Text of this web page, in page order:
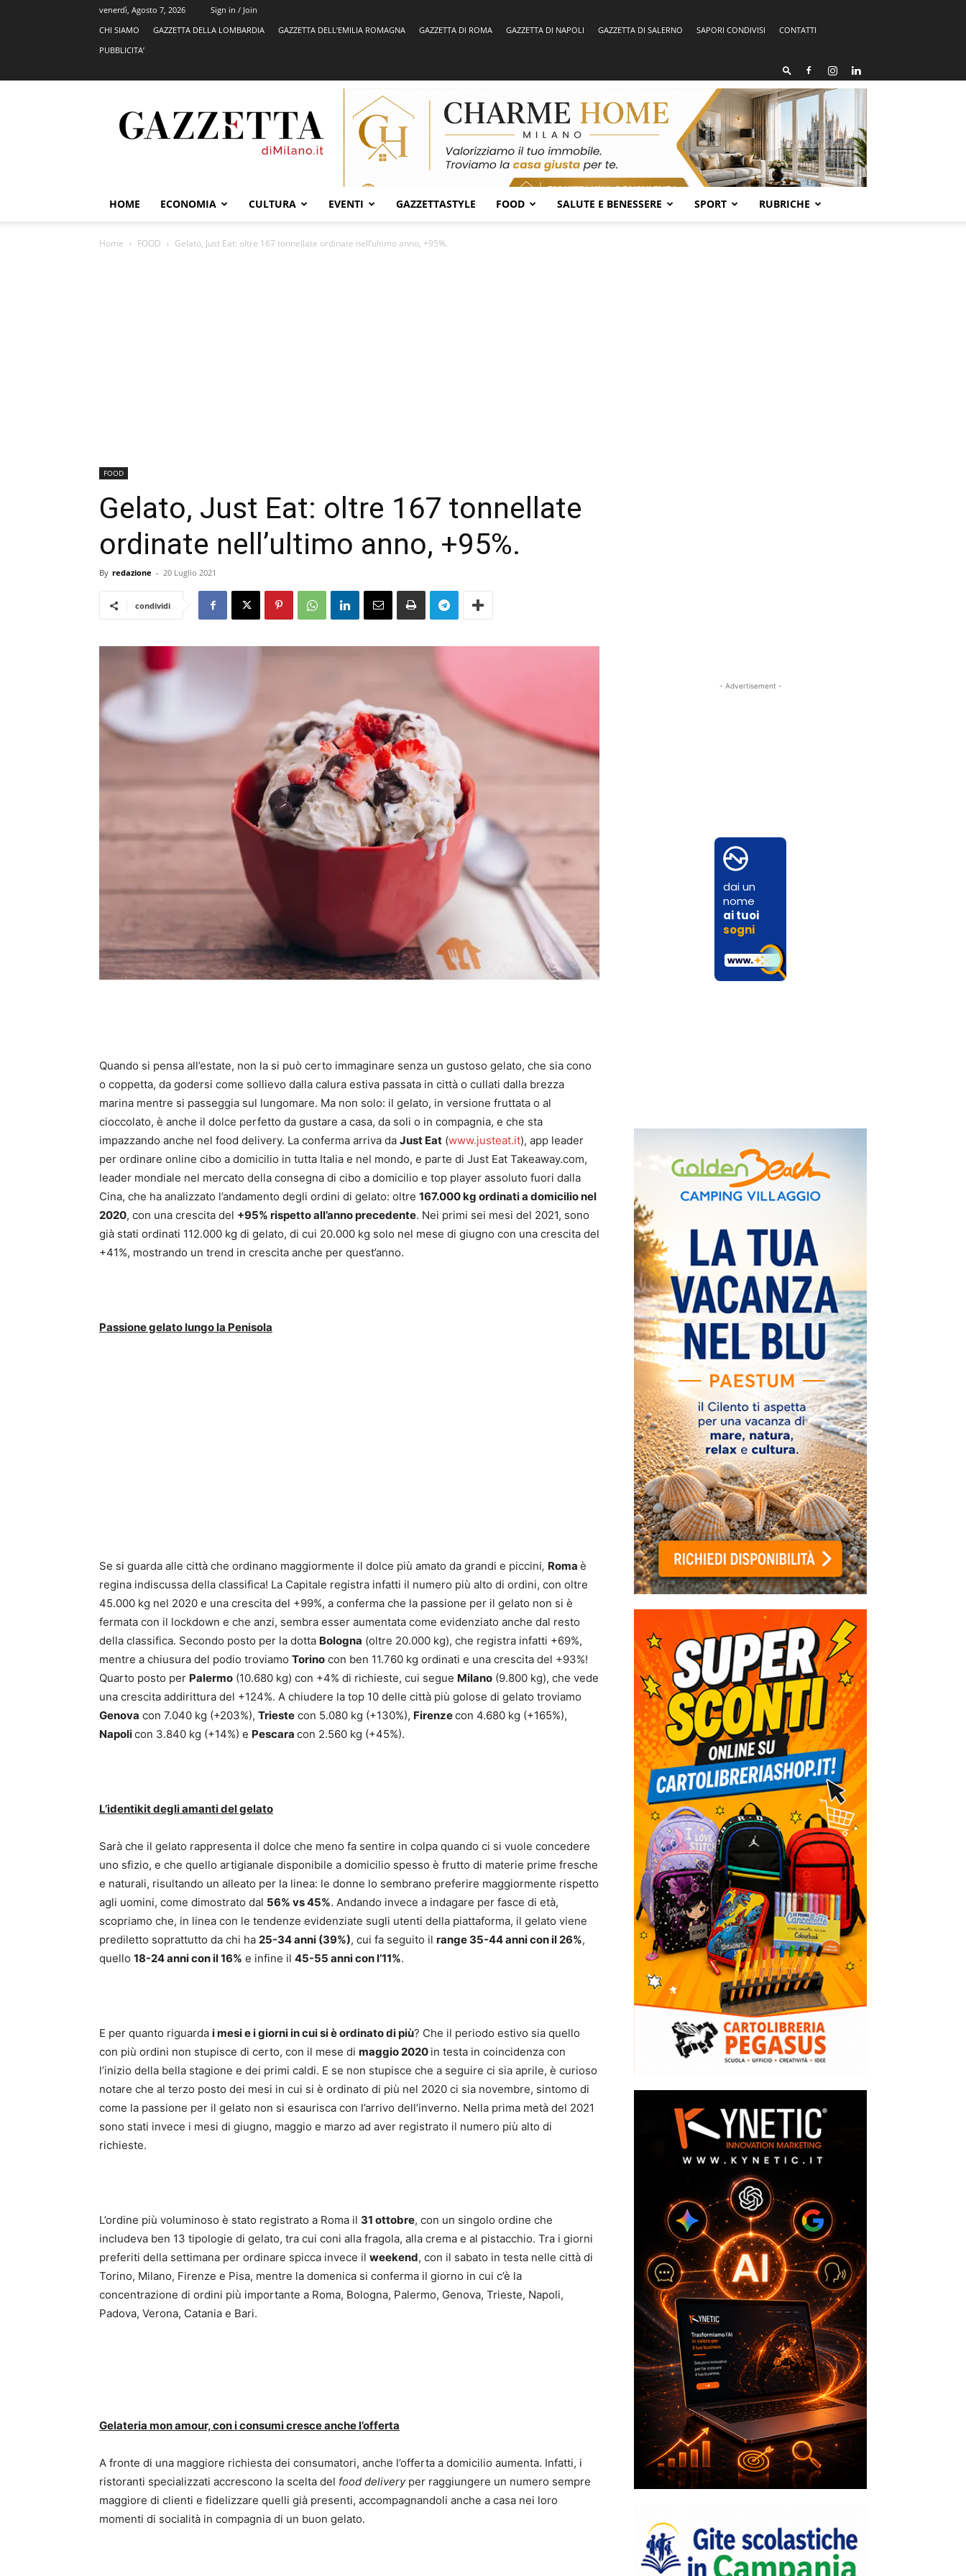
venerdì, Agosto 7, 2026
Sign in / Join
CHI SIAMO
GAZZETTA DELLA LOMBARDIA GAZZETTA DELL’EMILIA ROMAGNA GAZZETTA DI ROMA GAZZETTA DI NAPOLI GAZZETTA DI SALERNO SAPORI CONDIVISI
CONTATTI
PUBBLICITA’
HOME ECONOMIA CULTURA EVENTI GAZZETTASTYLE FOOD SALUTE E BENESSERE SPORT RUBRICHE
Home FOOD Gelato, Just Eat: oltre 167 tonnellate ordinate nell’ultimo anno, +95%.
FOOD
Gelato, Just Eat: oltre 167 tonnellate
ordinate nell’ultimo anno, +95%.
By redazione - 20 Luglio 2021
condividi
Quando si pensa all’estate, non la si può certo immaginare senza un gustoso gelato, che sia cono
o coppetta, da godersi come sollievo dalla calura estiva passata in città o cullati dalla brezza
marina mentre si passeggia sul lungomare. Ma non solo: il gelato, in versione fruttata o al
cioccolato, è anche il dolce perfetto da gustare a casa, da soli o in compagnia, e che sta
impazzando anche nel food delivery. La conferma arriva da Just Eat (www.justeat.it), app leader
per ordinare online cibo a domicilio in tutta Italia e nel mondo, e parte di Just Eat Takeaway.com,
leader mondiale nel mercato della consegna di cibo a domicilio e top player assoluto fuori dalla
Cina, che ha analizzato l’andamento degli ordini di gelato: oltre 167.000 kg ordinati a domicilio nel
2020, con una crescita del +95% rispetto all’anno precedente. Nei primi sei mesi del 2021, sono
già stati ordinati 112.000 kg di gelato, di cui 20.000 kg solo nel mese di giugno con una crescita del
+41%, mostrando un trend in crescita anche per quest’anno.
Passione gelato lungo la Penisola
Se si guarda alle città che ordinano maggiormente il dolce più amato da grandi e piccini, Roma è
regina indiscussa della classifica! La Capitale registra infatti il numero più alto di ordini, con oltre
45.000 kg nel 2020 e una crescita del +99%, a conferma che la passione per il gelato non si è
fermata con il lockdown e che anzi, sembra esser aumentata come evidenziato anche dal resto
della classifica. Secondo posto per la dotta Bologna (oltre 20.000 kg), che registra infatti +69%,
mentre a chiusura del podio troviamo Torino con ben 11.760 kg ordinati e una crescita del +93%!
Quarto posto per Palermo (10.680 kg) con +4% di richieste, cui segue Milano (9.800 kg), che vede
una crescita addirittura del +124%. A chiudere la top 10 delle città più golose di gelato troviamo
Genova con 7.040 kg (+203%), Trieste con 5.080 kg (+130%), Firenzecon 4.680 kg (+165%),
Napolicon 3.840 kg (+14%) e Pescara con 2.560 kg (+45%).
L’identikit degli amanti del gelato
Sarà che il gelato rappresenta il dolce che meno fa sentire in colpa quando ci si vuole concedere
uno sfizio, e che quello artigianale disponibile a domicilio spesso è frutto di materie prime fresche
e naturali, risultando un alleato per la linea: le donne lo sembrano preferire maggiormente rispetto
agli uomini, come dimostrato dal 56% vs 45%. Andando invece a indagare per fasce di età,
scopriamo che, in linea con le tendenze evidenziate sugli utenti della piattaforma, il gelato viene
prediletto soprattutto da chi ha 25-34 anni (39%), cui fa seguito il range 35-44 anni con il 26%,
quello 18-24 anni con il 16% e infine il 45-55 anni con l’11%.
E per quanto riguarda i mesi e i giorni in cui si è ordinato di più? Che il periodo estivo sia quello
con più ordini non stupisce di certo, con il mese di maggio 2020 in testa in coincidenza con
l’inizio della bella stagione e dei primi caldi. E se non stupisce che a seguire ci sia aprile, è curioso
notare che al terzo posto dei mesi in cui si è ordinato di più nel 2020 ci sia novembre, sintomo di
come la passione per il gelato non si esaurisca con l’arrivo dell’inverno. Nella prima metà del 2021
sono stati invece i mesi di giugno, maggio e marzo ad aver registrato il numero più alto di
richieste.
L’ordine più voluminoso è stato registrato a Roma il 31 ottobre, con un singolo ordine che
includeva ben 13 tipologie di gelato, tra cui coni alla fragola, alla crema e al pistacchio. Tra i giorni
preferiti della settimana per ordinare spicca invece il weekend, con il sabato in testa nelle città di
Torino, Milano, Firenze e Pisa, mentre la domenica si conferma il giorno in cui c’è la
concentrazione di ordini più importante a Roma, Bologna, Palermo, Genova, Trieste, Napoli,
Padova, Verona, Catania e Bari.
Gelateria mon amour, con i consumi cresce anche l’offerta
A fronte di una maggiore richiesta dei consumatori, anche l’offerta a domicilio aumenta. Infatti, i
ristoranti specializzati accrescono la scelta del food deliveryper raggiungere un numero sempre
maggiore di clienti e fidelizzare quelli già presenti, accompagnandoli anche a casa nei loro
momenti di socialità in compagnia di un buon gelato.
- Advertisement -